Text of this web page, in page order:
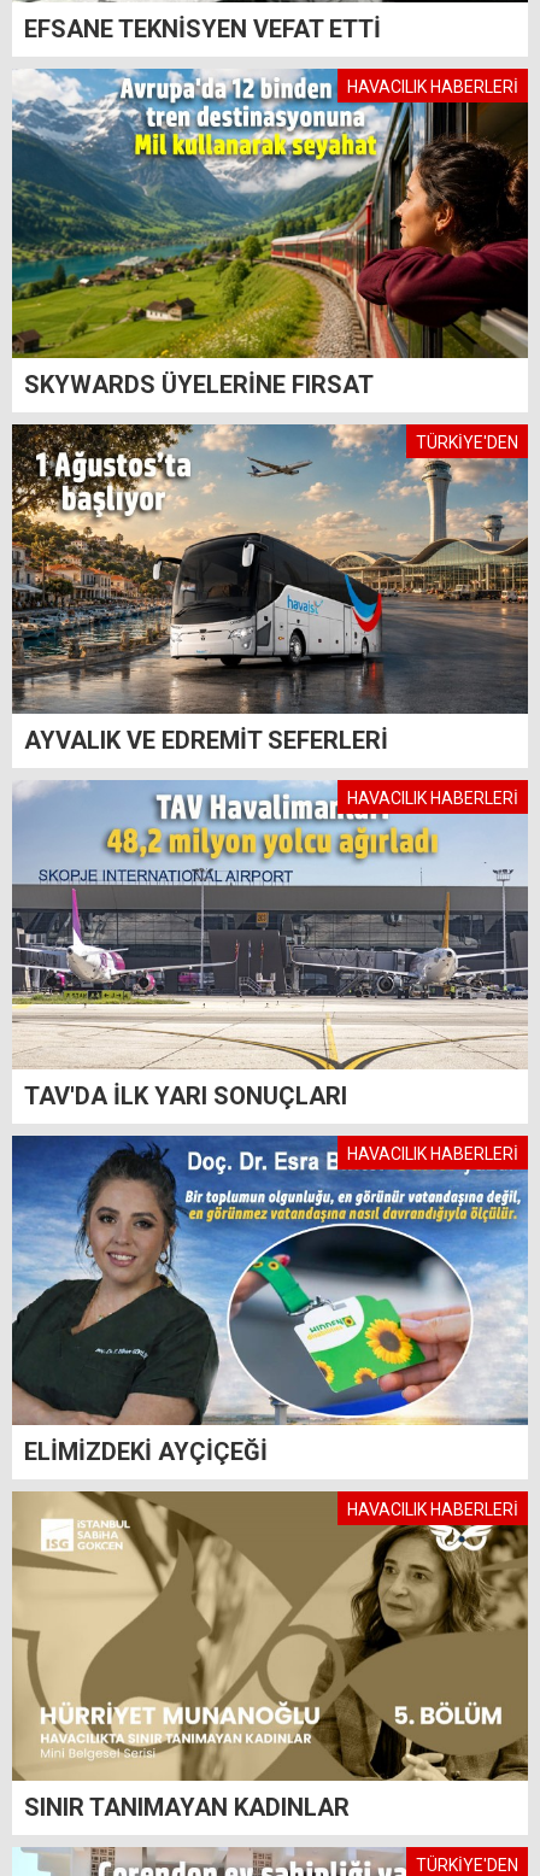
EFSANE TEKNİSYEN VEFAT ETTİ
HAVACILIK HABERLERİ
SKYWARDS ÜYELERİNE FIRSAT
TÜRKİYE'DEN
AYVALIK VE EDREMİT SEFERLERİ
HAVACILIK HABERLERİ
TAV'DA İLK YARI SONUÇLARI
HAVACILIK HABERLERİ
ELİMİZDEKİ AYÇİÇEĞİ
HAVACILIK HABERLERİ
SINIR TANIMAYAN KADINLAR
TÜRKİYE'DEN